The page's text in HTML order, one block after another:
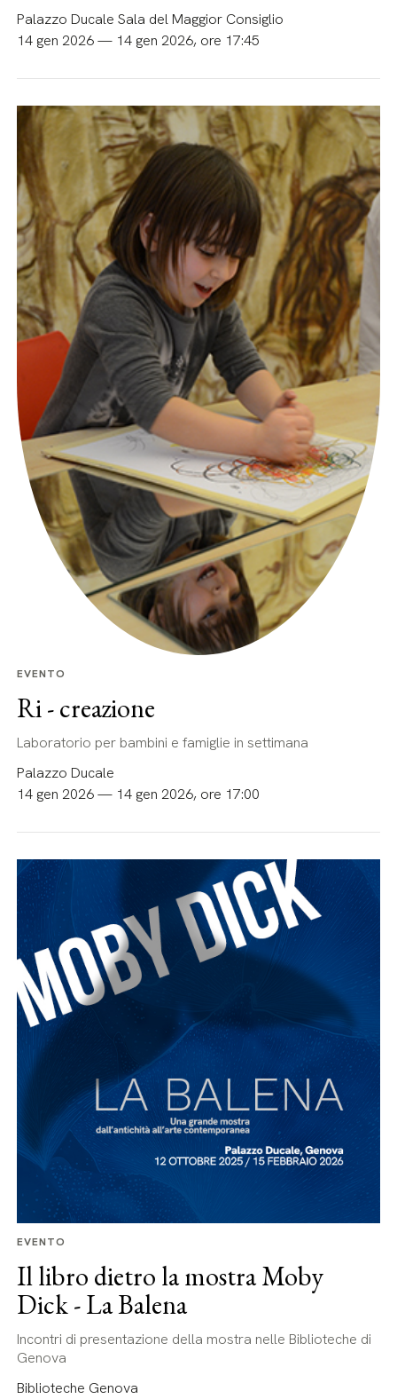
Palazzo Ducale Sala del Maggior Consiglio
14 gen 2026 — 14 gen 2026, ore 17:45
EVENTO
Ri - creazione
Laboratorio per bambini e famiglie in settimana
Palazzo Ducale
14 gen 2026 — 14 gen 2026, ore 17:00
EVENTO
Il libro dietro la mostra Moby
Dick - La Balena
Incontri di presentazione della mostra nelle Biblioteche di
Genova
Biblioteche Genova